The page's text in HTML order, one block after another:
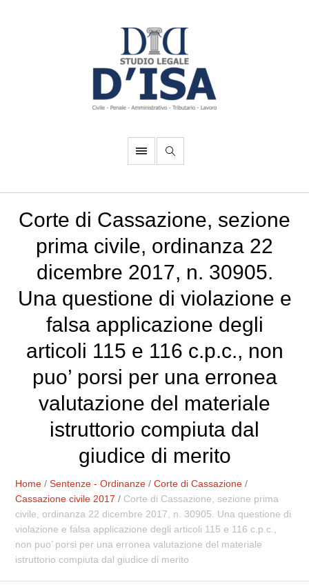
Corte di Cassazione, sezione
prima civile, ordinanza 22
dicembre 2017, n. 30905.
Una questione di violazione e
falsa applicazione degli
articoli 115 e 116 c.p.c., non
puo’ porsi per una erronea
valutazione del materiale
istruttorio compiuta dal
giudice di merito
Home /Sentenze - Ordinanze /Corte di Cassazione /
Cassazione civile 2017 / Corte di Cassazione, sezione prima
civile, ordinanza 22 dicembre 2017, n. 30905. Una questione di
violazione e falsa applicazione degli articoli 115 e 116 c.p.c.,
non puo’ porsi per una erronea valutazione del materiale
istruttorio compiuta dal giudice di merito